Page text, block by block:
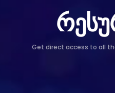
Get direct access to all